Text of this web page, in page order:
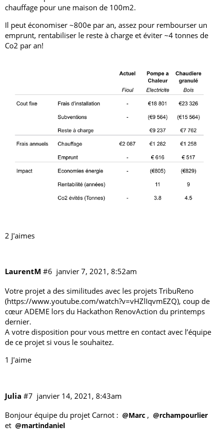
chauffage pour une maison de 100m2.
Il peut économiser ~800e par an, assez pour rembourser un
emprunt, rentabiliser le reste à charge et éviter ~4 tonnes de
Co2 par an!
2 J'aimes
LaurentM janvier 7, 2021, 8:52am
#6
Votre projet a des similitudes avec les projets TribuReno
(https://www.youtube.com/watch?v=vHZlIqvmEZQ), coup de
cœur ADEME lors du Hackathon RenovAction du printemps
dernier.
A votre disposition pour vous mettre en contact avec l’équipe
de ce projet si vous le souhaitez.
1 J'aime
Julia janvier 14, 2021, 8:43am
#7
Bonjour équipe du projet Carnot : @Marc , @rchampourlier
et @martindaniel